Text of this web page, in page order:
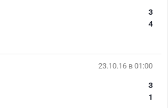
3
4
23.10.16 в 01:00
3
1